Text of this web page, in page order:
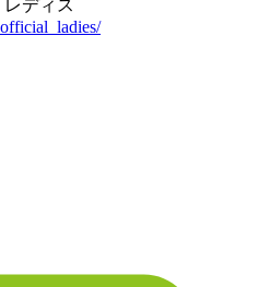
ディス